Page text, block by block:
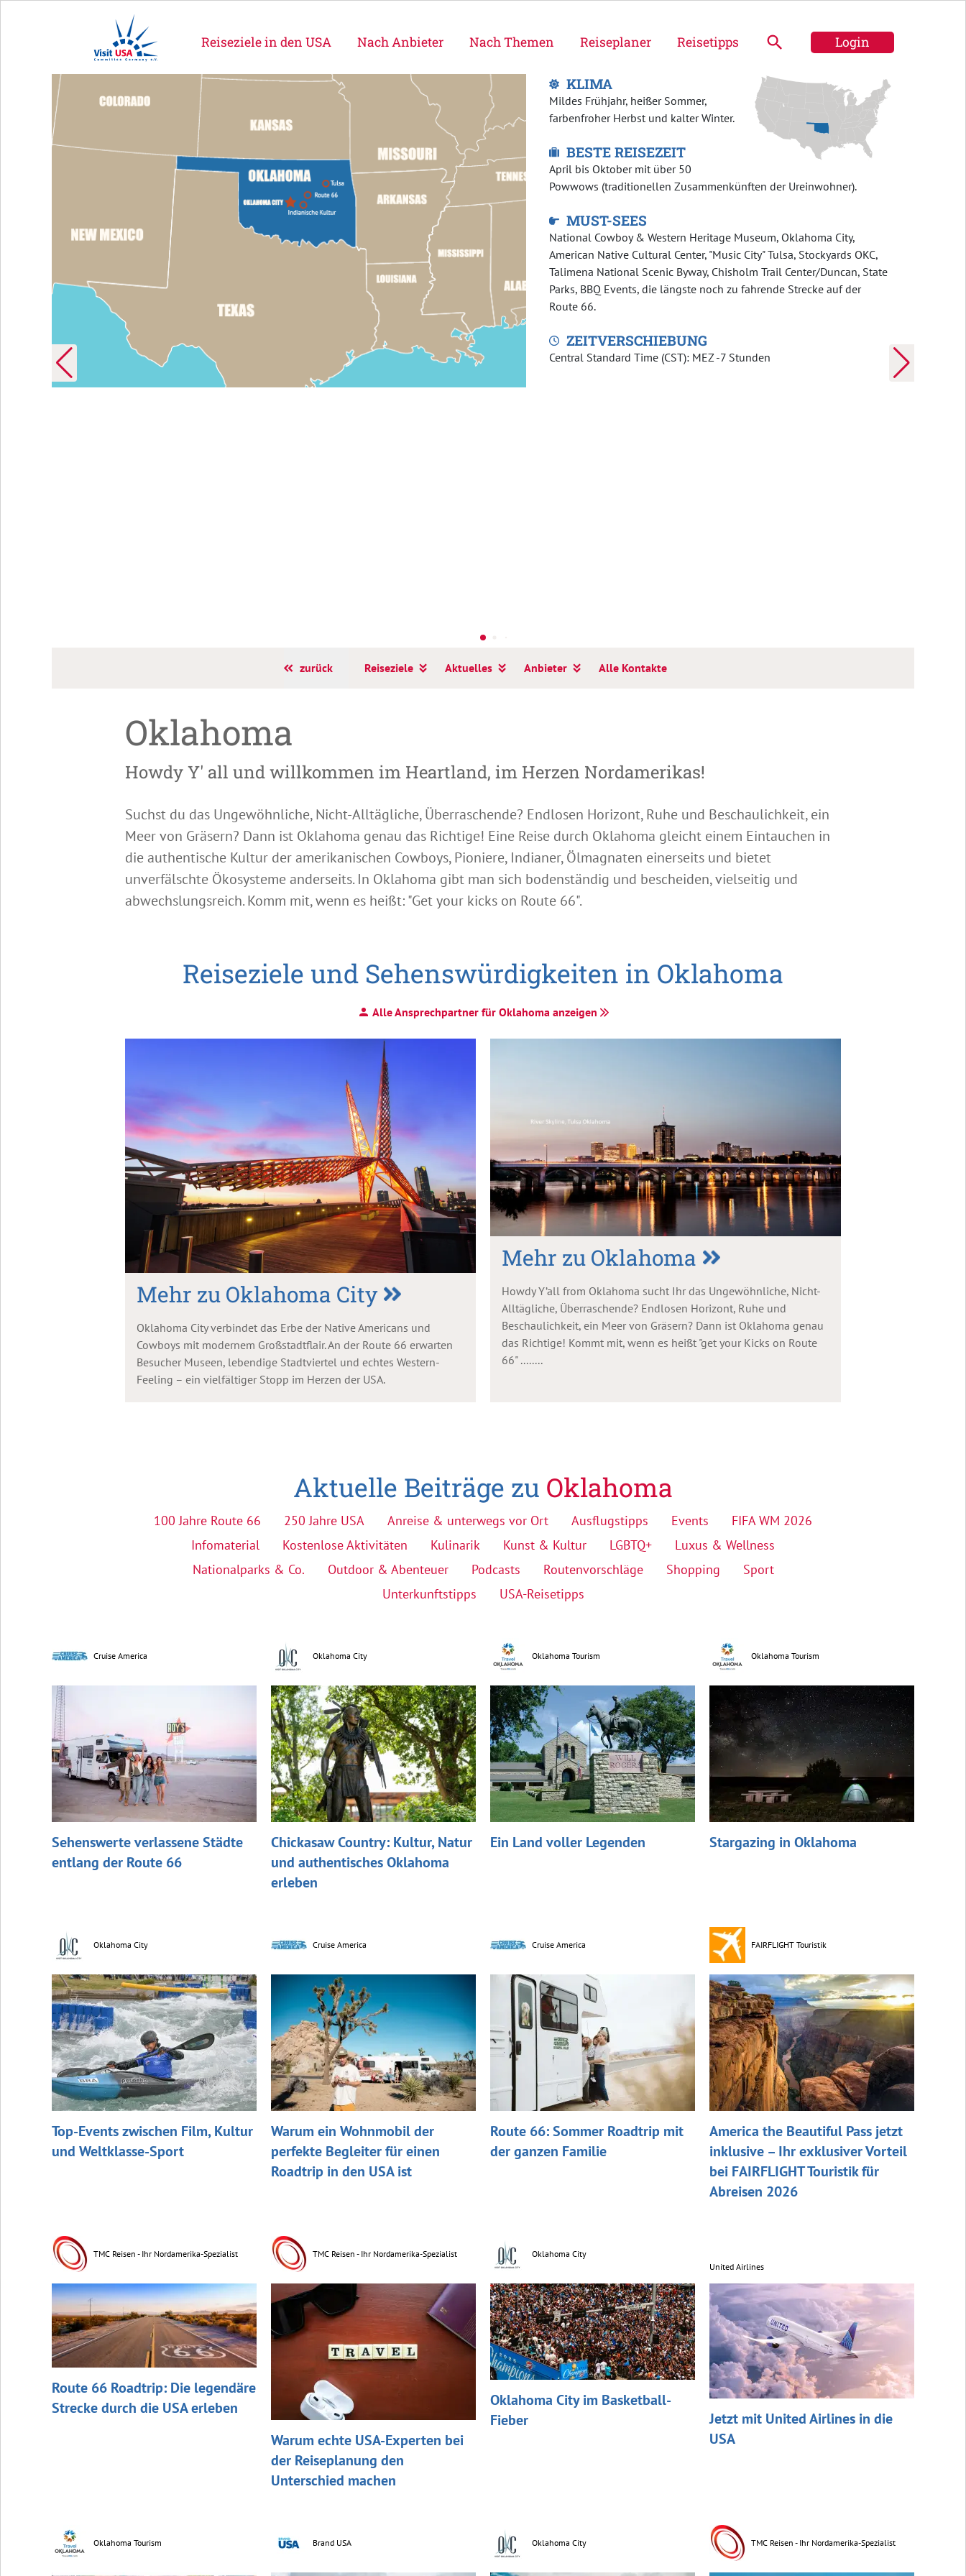
Reiseziele in den USA Nach Anbieter Nach Themen Reiseplaner Reisetipps Login
zurück Reiseziele Aktuelles Anbieter Alle Kontakte
Oklahoma
Howdy Y' all und willkommen im Heartland, im Herzen Nordamerikas!
Suchst du das Ungewöhnliche, Nicht-Alltägliche, Überraschende? Endlosen Horizont, Ruhe und Beschaulichkeit, ein
Meer von Gräsern? Dann ist Oklahoma genau das Richtige! Eine Reise durch Oklahoma gleicht einem Eintauchen in
die authentische Kultur der amerikanischen Cowboys, Pioniere, Indianer, Ölmagnaten einerseits und bietet
unverfälschte Ökosysteme anderseits. In Oklahoma gibt man sich bodenständig und bescheiden, vielseitig und
abwechslungsreich. Komm mit, wenn es heißt: "Get your kicks on Route 66".
Reiseziele und Sehenswürdigkeiten in Oklahoma
Alle Ansprechpartner für Oklahoma anzeigen
Mehr zu Oklahoma City
Oklahoma City verbindet das Erbe der Native Americans und
Cowboys mit modernem Großstadtflair. An der Route 66 erwarten
Besucher Museen, lebendige Stadtviertel und echtes Western-
Feeling – ein vielfältiger Stopp im Herzen der USA.
Mehr zu Oklahoma
Howdy Y’all from Oklahoma sucht Ihr das Ungewöhnliche, Nicht-
Alltägliche, Überraschende? Endlosen Horizont, Ruhe und
Beschaulichkeit, ein Meer von Gräsern? Dann ist Oklahoma genau
das Richtige! Kommt mit, wenn es heißt "get your Kicks on Route
66" ........
Aktuelle Beiträge zu Oklahoma
100 Jahre Route 66 250 Jahre USA Anreise & unterwegs vor Ort Ausflugstipps Events
FIFA WM 2026
Infomaterial
Kostenlose Aktivitäten Kulinarik Kunst & Kultur LGBTQ+
Luxus & Wellness
Nationalparks & Co.
Outdoor & Abenteuer Podcasts Routenvorschläge Shopping
Sport
Unterkunftstipps
USA-Reisetipps
Cruise America
Sehenswerte verlassene Städte
entlang der Route 66
Oklahoma City
Chickasaw Country: Kultur, Natur
und authentisches Oklahoma
erleben
Oklahoma Tourism
Ein Land voller Legenden
Oklahoma Tourism
Stargazing in Oklahoma
Oklahoma City
Top-Events zwischen Film, Kultur
und Weltklasse-Sport
Cruise America
Warum ein Wohnmobil der
perfekte Begleiter für einen
Roadtrip in den USA ist
Cruise America
Route 66: Sommer Roadtrip mit
der ganzen Familie
FAIRFLIGHT Touristik
America the Beautiful Pass jetzt
inklusive – Ihr exklusiver Vorteil
bei FAIRFLIGHT Touristik für
Abreisen 2026
TMC Reisen - Ihr Nordamerika-Spezialist
Route 66 Roadtrip: Die legendäre
Strecke durch die USA erleben
TMC Reisen - Ihr Nordamerika-Spezialist
Warum echte USA-Experten bei
der Reiseplanung den
Unterschied machen
Oklahoma City
Oklahoma City im Basketball-
Fieber
United Airlines
Jetzt mit United Airlines in die
USA
Oklahoma Tourism Brand USA Oklahoma City TMC Reisen - Ihr Nordamerika-Spezialist